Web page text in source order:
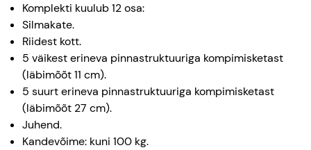
Komplekti kuulub 12 osa:
Silmakate.
Riidest kott.
5 väikest erineva pinnastruktuuriga kompimisketast
(läbimõõt 11 cm).
5 suurt erineva pinnastruktuuriga kompimisketast
(läbimõõt 27 cm).
Juhend.
Kandevõime: kuni 100 kg.